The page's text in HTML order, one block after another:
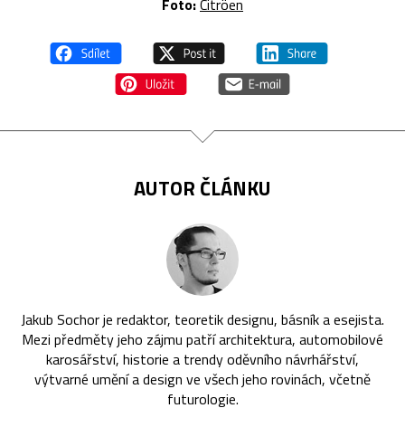
AUTOR ČLÁNKU
Jakub Sochor je redaktor, teoretik designu, básník a esejista.
Mezi předměty jeho zájmu patří architektura, automobilové
karosářství, historie a trendy oděvního návrhářství,
výtvarné umění a design ve všech jeho rovinách, včetně
futurologie.